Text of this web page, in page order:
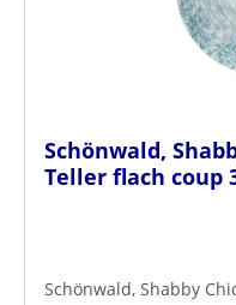
Schönwald,
Teller flach coup
Schönwald, Shabby